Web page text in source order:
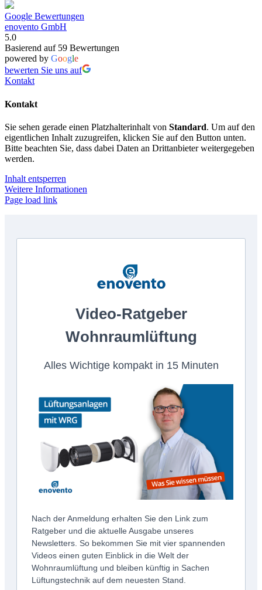
Google Bewertungen
enovento GmbH
5.0
Basierend auf 59 Bewertungen
powered by Google
bewerten Sie uns auf
Kontakt
Kontakt
Sie sehen gerade einen Platzhalterinhalt von Standard. Um auf den
eigentlichen Inhalt zuzugreifen, klicken Sie auf den Button unten.
Bitte beachten Sie, dass dabei Daten an Drittanbieter weitergegeben
werden.
Inhalt entsperren
Weitere Informationen
Page load link